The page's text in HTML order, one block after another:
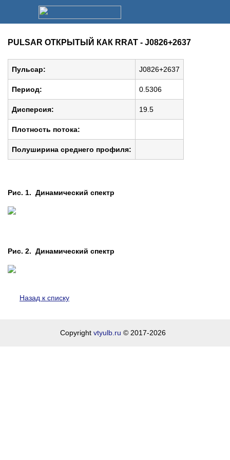
PULSAR ОТКРЫТЫЙ КАК RRAT - J0826+2637
Пульсар: J0826+2637
Период: 0.5306
Дисперсия: 19.5
Плотность потока:
Полуширина среднего профиля:
Рис. 1. Динамический спектр
Рис. 2. Динамический спектр
Назад к списку
Copyright vtyulb.ru © 2017-2026